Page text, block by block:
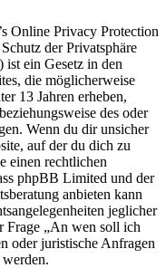
Online Privacy Protection
der Privatsphäre
ein Gesetz in den
die möglicherweise
13 Jahren erheben,
des oder
Wenn du dir unsicher
auf der du dich zu
einen rechtlichen
phpBB Limited und der
anbieten kann
jeglicher
Frage „An wen soll ich
oder juristische Anfragen